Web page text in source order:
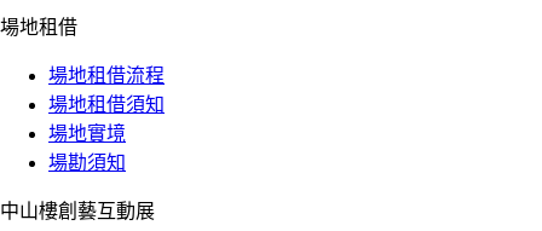
場地租借
場地租借流程
場地租借須知
場地實境
場勘須知
中山樓創藝互動展